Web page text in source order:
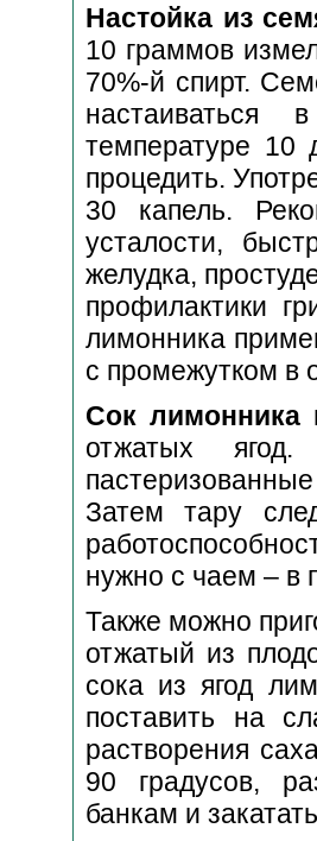
Настойка из
10 граммов
70%-й спирт.
температуре 10
процедить.
30 капель.
усталости,
желудка,
профилактики
лимонника
с промежутком в
Сок лимонника
отжатых
Затем тару
нужно с чаем – в
Также можно
отжатый из
сока из ягод
поставить на
растворения
90 градусов,
банкам и